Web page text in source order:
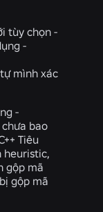
tùy chọn -
-
mình xác
-
bao
Tiêu
heuristic,
gộp mã
gộp mã